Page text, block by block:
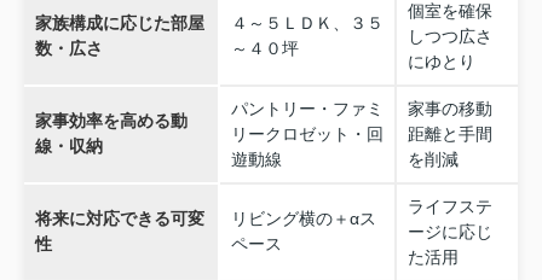
家族構成に応じた部屋
数・広さ
４～５ＬＤＫ、３５
～４０坪
個室を確保
しつつ広さ
にゆとり
家事効率を高める動
線・収納
パントリー・ファミ
リークロゼット・回
遊動線
家事の移動
距離と手間
を削減
将来に対応できる可変
性
リビング横の＋αス
ペース
ライフステ
ージに応じ
た活用